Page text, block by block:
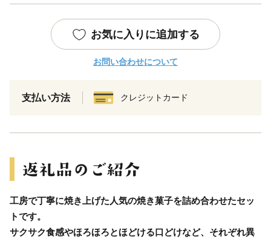
お気に入りに追加する
お問い合わせについて
支払い方法 クレジットカード
工房で丁寧に焼き上げた人気の焼き菓子を詰め合わせたセッ
トです。
サクサク食感やほろほろとほどける口どけなど、それぞれ異